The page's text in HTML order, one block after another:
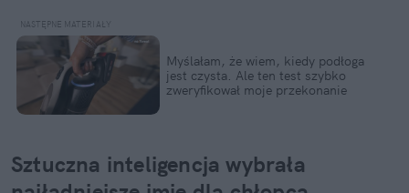
Myślałam, że wiem, kiedy podłoga
jest czysta. Ale ten test szybko
zweryfikował moje przekonanie
Sztuczna inteligencja wybrała